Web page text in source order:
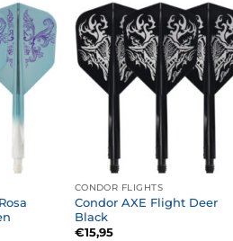
CONDOR FLIGHTS
Condor AXE Flight Deer
Black
€15,95